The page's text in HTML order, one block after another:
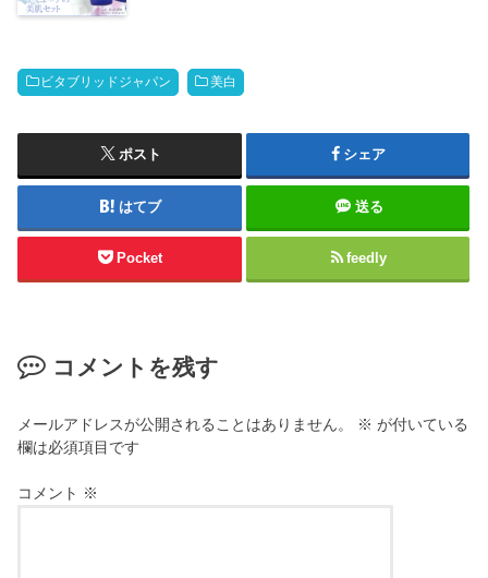
ビタブリッドジャパン 美白
ポスト シェア
はてブ 送る
Pocket feedly
コメントを残す
メールアドレスが公開されることはありません。 ※ が付いている
欄は必須項目です
コメント ※